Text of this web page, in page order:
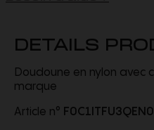
DETAILS
Doudoune en nylon
marque
Article n°